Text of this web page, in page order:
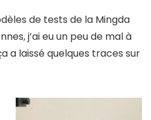
de tests de la Mingda
j’ai eu un peu de mal à
a laissé quelques traces sur